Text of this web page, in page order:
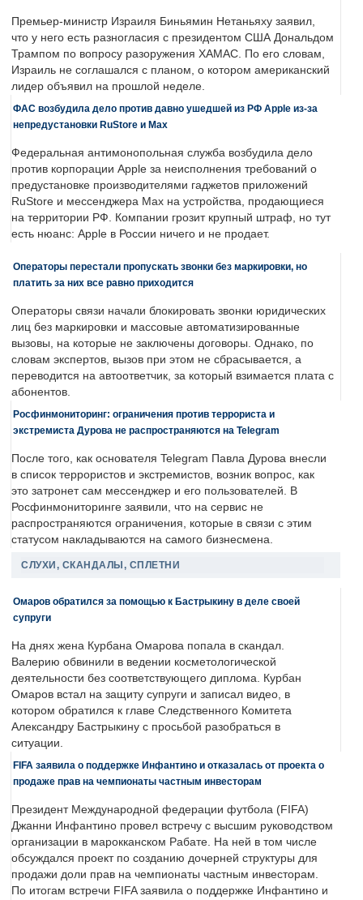
Премьер-министр Израиля Биньямин Нетаньяху заявил,
что у него есть разногласия с президентом США Дональдом
Трампом по вопросу разоружения ХАМАС. По его словам,
Израиль не соглашался с планом, о котором американский
лидер объявил на прошлой неделе.
ФАС возбудила дело против давно ушедшей из РФ Apple из-за
непредустановки RuStore и Max
Федеральная антимонопольная служба возбудила дело
против корпорации Apple за неисполнения требований о
предустановке производителями гаджетов приложений
RuStore и мессенджера Max на устройства, продающиеся
на территории РФ. Компании грозит крупный штраф, но тут
есть нюанс: Apple в России ничего и не продает.
Операторы перестали пропускать звонки без маркировки, но
платить за них все равно приходится
Операторы связи начали блокировать звонки юридических
лиц без маркировки и массовые автоматизированные
вызовы, на которые не заключены договоры. Однако, по
словам экспертов, вызов при этом не сбрасывается, а
переводится на автоответчик, за который взимается плата с
абонентов.
Росфинмониторинг: ограничения против террориста и
экстремиста Дурова не распространяются на Telegram
После того, как основателя Telegram Павла Дурова внесли
в список террористов и экстремистов, возник вопрос, как
это затронет сам мессенджер и его пользователей. В
Росфинмониторинге заявили, что на сервис не
распространяются ограничения, которые в связи с этим
статусом накладываются на самого бизнесмена.
СЛУХИ, СКАНДАЛЫ, СПЛЕТНИ
Омаров обратился за помощью к Бастрыкину в деле своей
супруги
На днях жена Курбана Омарова попала в скандал.
Валерию обвинили в ведении косметологической
деятельности без соответствующего диплома. Курбан
Омаров встал на защиту супруги и записал видео, в
котором обратился к главе Следственного Комитета
Александру Бастрыкину с просьбой разобраться в
ситуации.
FIFA заявила о поддержке Инфантино и отказалась от проекта о
продаже прав на чемпионаты частным инвесторам
Президент Международной федерации футбола (FIFA)
Джанни Инфантино провел встречу с высшим руководством
организации в марокканском Рабате. На ней в том числе
обсуждался проект по созданию дочерней структуры для
продажи доли прав на чемпионаты частным инвесторам.
По итогам встречи FIFA заявила о поддержке Инфантино и